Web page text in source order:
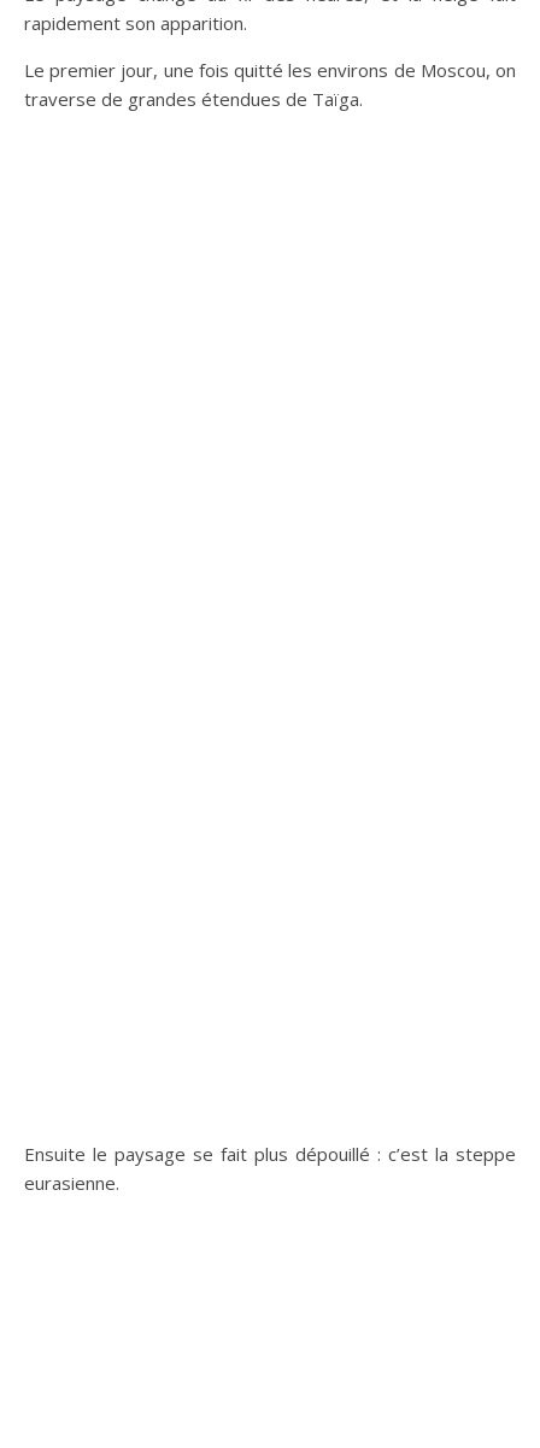
rapidement son apparition.
Le premier jour, une fois quitté les environs de Moscou, on
traverse de grandes étendues de Taïga.
Ensuite le paysage se fait plus dépouillé : c’est la steppe
eurasienne.